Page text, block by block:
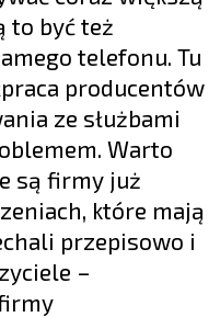
to być też
telefonu. Tu
producentów
ze służbami
Warto
są firmy już
które mają
przepisowo i
–